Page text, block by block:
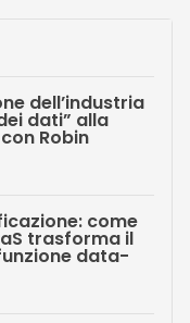
dell’industria
dati” alla
Robin
come
trasforma il
data-